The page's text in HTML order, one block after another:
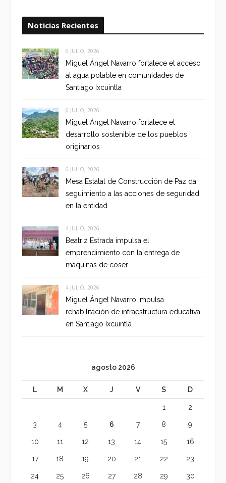
Noticias Recientes
6 JULIO, 2026
Miguel Ángel Navarro fortalece el acceso
al agua potable en comunidades de
Santiago Ixcuintla
6 JULIO, 2026
Miguel Ángel Navarro fortalece el
desarrollo sostenible de los pueblos
originarios
6 JULIO, 2026
Mesa Estatal de Construcción de Paz da
seguimiento a las acciones de seguridad
en la entidad
4 JULIO, 2026
Beatriz Estrada impulsa el
emprendimiento con la entrega de
máquinas de coser
4 JULIO, 2026
Miguel Ángel Navarro impulsa
rehabilitación de infraestructura educativa
en Santiago Ixcuintla
agosto 2026
L M X J V S D
1 2
3 4 5 6 7 8 9
10 11 12 13 14 15 16
17 18 19 20 21 22 23
24 25 26 27 28 29 30